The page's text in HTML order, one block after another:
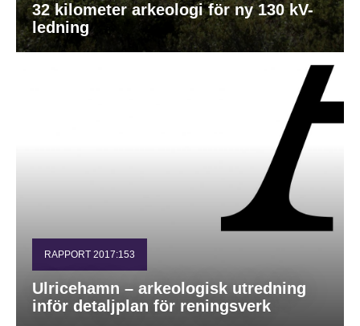
32 kilometer arkeologi för ny 130 kV-
ledning
RAPPORT 2017:153
Ulricehamn – arkeologisk utredning
inför detaljplan för reningsverk